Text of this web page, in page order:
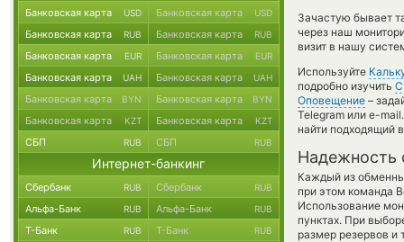
Зачастую бывает
через наш
визит в нашу
Используйте
подробно изучить
Оповещение –
Telegram или e-
найти подходящий
Надежность
Каждый из
при этом команда
Использование
пунктах. При
размер резервов и
Банковская карта USD Банковская карта USD
Банковская карта RUB Банковская карта RUB
Банковская карта EUR Банковская карта EUR
Банковская карта UAH Банковская карта UAH
Банковская карта BYN Банковская карта BYN
Банковская карта KZT Банковская карта KZT
СБП RUB СБП RUB
Интернет-банкинг
Сбербанк RUB Сбербанк RUB
Альфа-Банк RUB Альфа-Банк RUB
Т-Банк RUB Т-Банк RUB